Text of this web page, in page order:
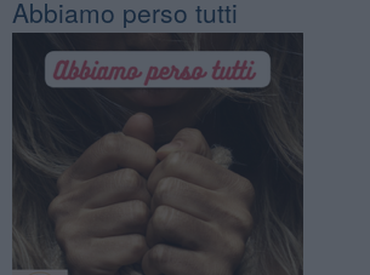
​Abbiamo perso tutti